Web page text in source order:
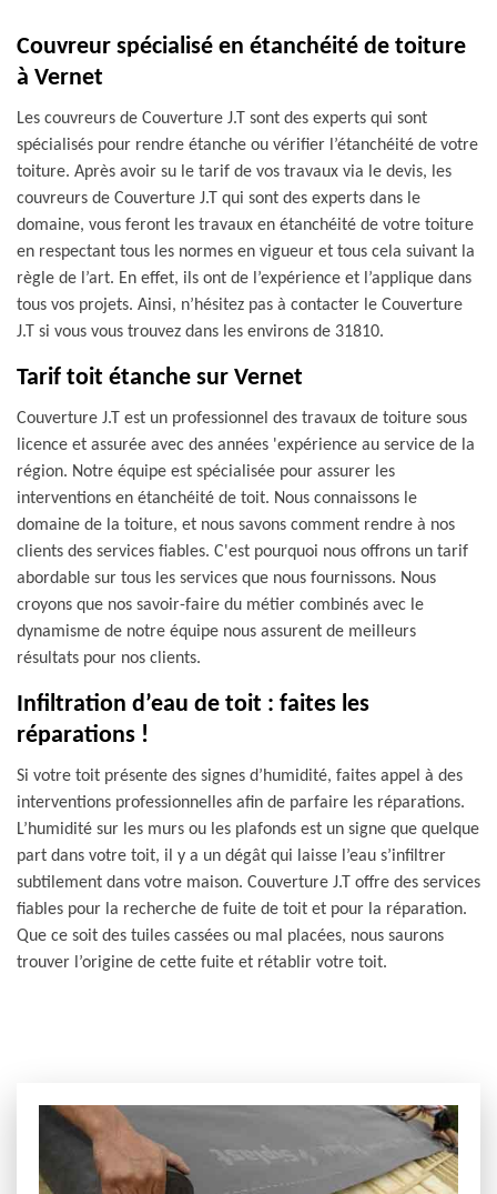
Couvreur spécialisé en étanchéité de toiture
à Vernet
Les couvreurs de Couverture J.T sont des experts qui sont
spécialisés pour rendre étanche ou vérifier l’étanchéité de votre
toiture. Après avoir su le tarif de vos travaux via le devis, les
couvreurs de Couverture J.T qui sont des experts dans le
domaine, vous feront les travaux en étanchéité de votre toiture
en respectant tous les normes en vigueur et tous cela suivant la
règle de l’art. En effet, ils ont de l’expérience et l’applique dans
tous vos projets. Ainsi, n’hésitez pas à contacter le Couverture
J.T si vous vous trouvez dans les environs de 31810.
Tarif toit étanche sur Vernet
Couverture J.T est un professionnel des travaux de toiture sous
licence et assurée avec des années 'expérience au service de la
région. Notre équipe est spécialisée pour assurer les
interventions en étanchéité de toit. Nous connaissons le
domaine de la toiture, et nous savons comment rendre à nos
clients des services fiables. C'est pourquoi nous offrons un tarif
abordable sur tous les services que nous fournissons. Nous
croyons que nos savoir-faire du métier combinés avec le
dynamisme de notre équipe nous assurent de meilleurs
résultats pour nos clients.
Infiltration d’eau de toit : faites les
réparations !
Si votre toit présente des signes d’humidité, faites appel à des
interventions professionnelles afin de parfaire les réparations.
L’humidité sur les murs ou les plafonds est un signe que quelque
part dans votre toit, il y a un dégât qui laisse l’eau s’infiltrer
subtilement dans votre maison. Couverture J.T offre des services
fiables pour la recherche de fuite de toit et pour la réparation.
Que ce soit des tuiles cassées ou mal placées, nous saurons
trouver l’origine de cette fuite et rétablir votre toit.